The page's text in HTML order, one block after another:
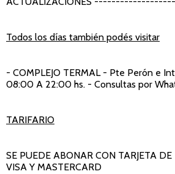
Todos los días también podés visitar
- COMPLEJO TERMAL- Pte Perón e
08:00 A 22:00 hs. - Consultas por
TARIFARIO
SE PUEDE ABONAR CON TARJETA
VISA Y MASTERCARD